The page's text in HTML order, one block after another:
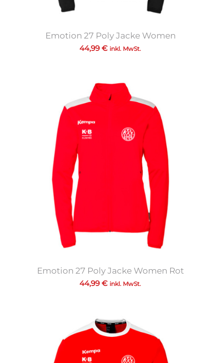
Emotion 27 Poly Jacke Women
44,99€ inkl. MwSt.
Emotion 27 Poly Jacke Women Rot
44,99€ inkl. MwSt.